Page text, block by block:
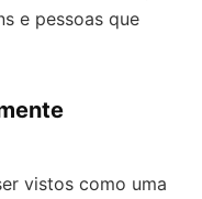
e pessoas que
vistos como uma